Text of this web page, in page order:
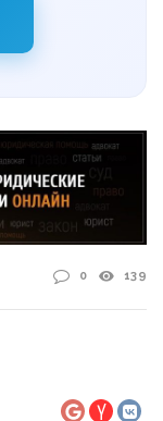
0 139